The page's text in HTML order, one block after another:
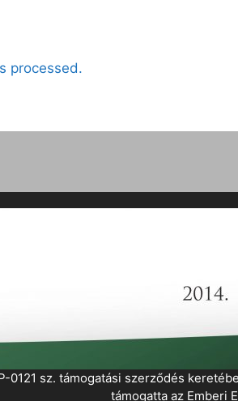
processed.
0121 sz. támogatási szerződés
támogatta az Emberi